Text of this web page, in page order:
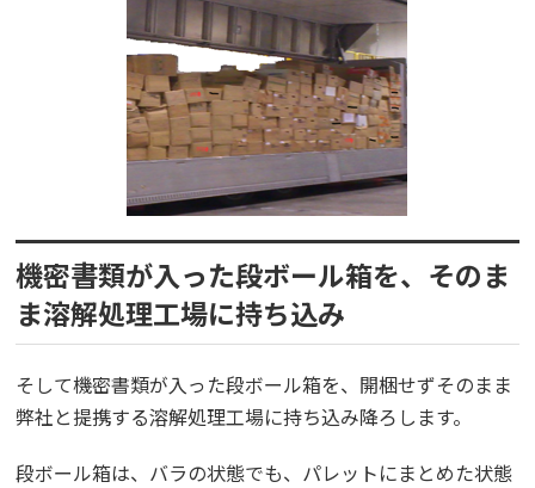
機密書類が入った段ボール箱を、そのま
ま溶解処理工場に持ち込み
そして機密書類が入った段ボール箱を、開梱せずそのまま
弊社と提携する溶解処理工場に持ち込み降ろします。
段ボール箱は、バラの状態でも、パレットにまとめた状態